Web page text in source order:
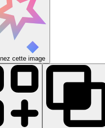
cette image